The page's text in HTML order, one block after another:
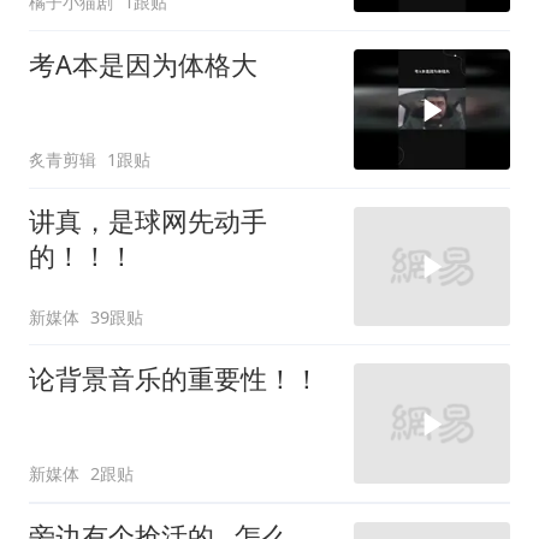
考A本是因为体格大
炙青剪辑 1跟贴
讲真，是球网先动手
的！！！
新媒体 39跟贴
论背景音乐的重要性！！
新媒体 2跟贴